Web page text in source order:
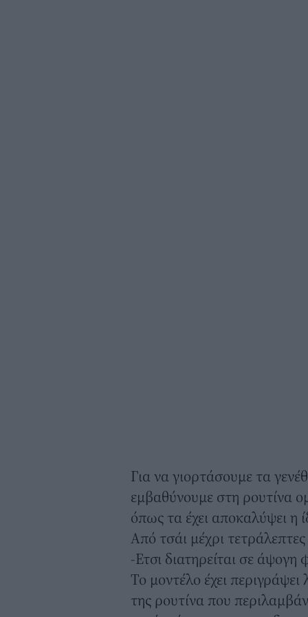
Για να γιορτάσουμε τα
εμβαθύνουμε στη ρουτίνα
όπως τα έχει αποκαλύψει η
Από τσάι μέχρι
-Ετσι διατηρείται σε
Το μοντέλο έχει
της ρουτίνα που